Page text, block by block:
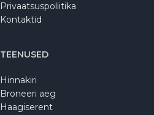
Privaatsuspoliitika
Kontaktid
TEENUSED
Hinnakiri
Broneeri aeg
Haagiserent